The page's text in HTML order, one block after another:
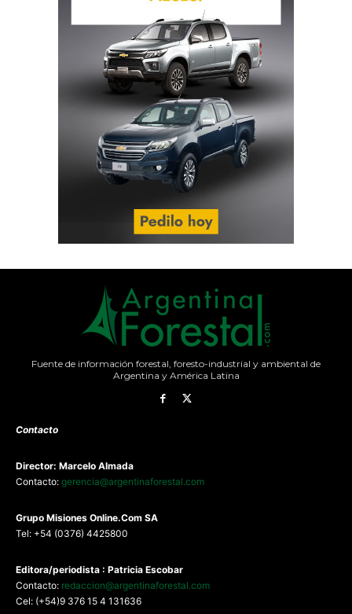
Fuente de información forestal, foresto-industrial y ambiental de
Argentina y América Latina
Contacto
Director: Marcelo Almada
Contacto: gerencia@argentinaforestal.com
Grupo Misiones Online.Com SA
Tel: +54 (0376) 4425800
Editora/periodista : Patricia Escobar
Contacto: redaccion@argentinaforestal.com
Cel: (+54)9 376 15 4 131636